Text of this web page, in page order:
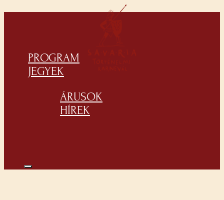
PROGRAM
JEGYEK
ÁRUSOK
HÍREK